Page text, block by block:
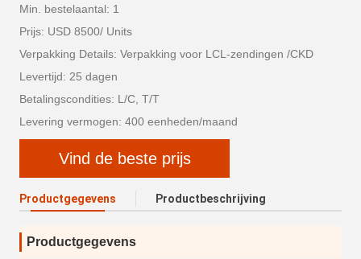
Min. bestelaantal: 1
Prijs: USD 8500/ Units
Verpakking Details: Verpakking voor LCL-zendingen /CKD
Levertijd: 25 dagen
Betalingscondities: L/C, T/T
Levering vermogen: 400 eenheden/maand
Vind de beste prijs
Productgegevens Productbeschrijving
Productgegevens